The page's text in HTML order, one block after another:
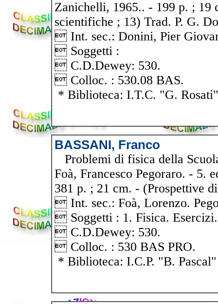
Zanichelli, 1965.. - 199 p. ;
scientifiche ; 13) Trad. P. G.
 Int. sec.: Donini, Pier
 Soggetti :
 C.D.Dewey: 530.
 Colloc. : 530.08 BAS.
* Biblioteca: I.T.C. "G. Rosati"
BASSANI, Franco
Problemi di fisica della
Foà, Francesco Pegoraro. -
381 p. ; 21 cm. - (Prospettive
 Int. sec.: Foà, Lorenzo.
 Soggetti : 1. Fisica. Esercizi.
 C.D.Dewey: 530.
 Colloc. : 530 BAS PRO.
* Biblioteca: I.C.P. "B. Pascal"